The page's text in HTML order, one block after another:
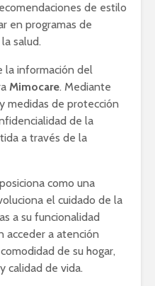
de estilo
en programas de
salud.
la información del
Mimocare. Mediante
medidas de protección
de la
a través de la
como una
el cuidado de la
a su funcionalidad
acceder a atención
de su hogar,
calidad de vida.